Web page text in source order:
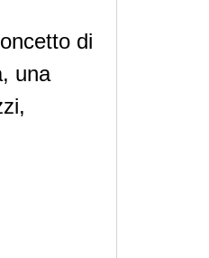
di
una